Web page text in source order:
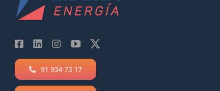
91 934 73 17